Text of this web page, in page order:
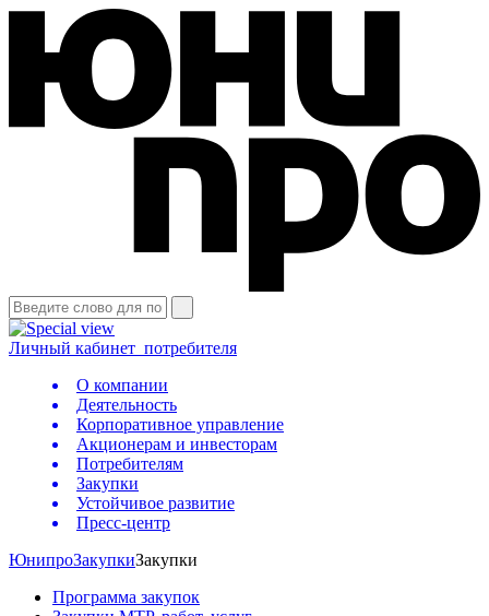
Личный кабинет потребителя
О компании
Деятельность
Корпоративное управление
Акционерам и инвесторам
Потребителям
Закупки
Устойчивое развитие
Пресс-центр
ЮнипроЗакупкиЗакупки
Программа закупок